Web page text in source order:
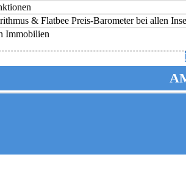
& Flatbee Preis-Barometer bei allen
Immobilien